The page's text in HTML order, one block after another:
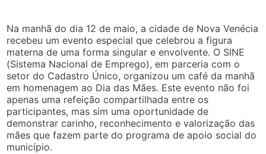
Na manhã do dia 12 de maio, a cidade de Nova Venécia
recebeu um evento especial que celebrou a figura
materna de uma forma singular e envolvente. O SINE
(Sistema Nacional de Emprego), em parceria com o
setor do Cadastro Único, organizou um café da manhã
em homenagem ao Dia das Mães. Este evento não foi
apenas uma refeição compartilhada entre os
participantes, mas sim uma oportunidade de
demonstrar carinho, reconhecimento e valorização das
mães que fazem parte do programa de apoio social do
município.